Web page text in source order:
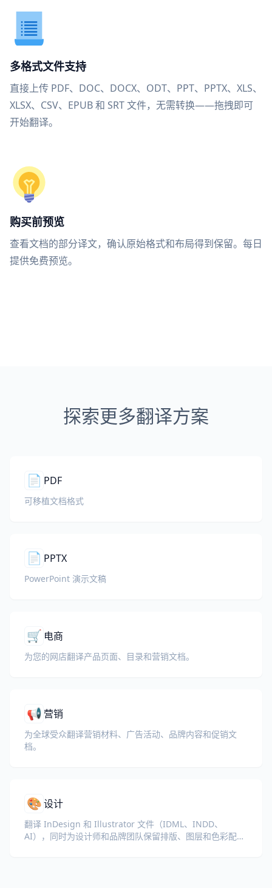
多格式文件支持
直接上传 PDF、DOC、DOCX、ODT、PPT、PPTX、XLS、
XLSX、CSV、EPUB 和 SRT 文件，无需转换——拖拽即可
开始翻译。
购买前预览
查看文档的部分译文，确认原始格式和布局得到保留。每日
提供免费预览。
探索更多翻译方案
📄 PDF
可移植文档格式
📄 PPTX
PowerPoint 演示文稿
🛒 电商
为您的网店翻译产品页面、目录和营销文档。
📢 营销
为全球受众翻译营销材料、广告活动、品牌内容和促销文
档。
🎨设计
翻译 InDesign 和 Illustrator 文件（IDML、INDD、
AI），同时为设计师和品牌团队保留排版、图层和色彩配置